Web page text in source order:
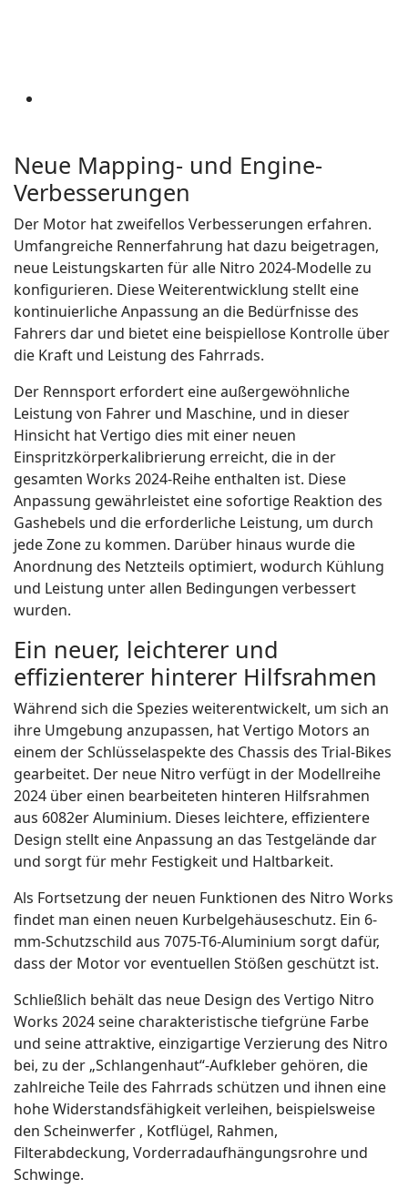
Neue Mapping- und Engine-
Verbesserungen
Der Motor hat zweifellos Verbesserungen erfahren.
Umfangreiche Rennerfahrung hat dazu beigetragen,
neue Leistungskarten für alle Nitro 2024-Modelle zu
konfigurieren. Diese Weiterentwicklung stellt eine
kontinuierliche Anpassung an die Bedürfnisse des
Fahrers dar und bietet eine beispiellose Kontrolle über
die Kraft und Leistung des Fahrrads.
Der Rennsport erfordert eine außergewöhnliche
Leistung von Fahrer und Maschine, und in dieser
Hinsicht hat Vertigo dies mit einer neuen
Einspritzkörperkalibrierung erreicht, die in der
gesamten Works 2024-Reihe enthalten ist. Diese
Anpassung gewährleistet eine sofortige Reaktion des
Gashebels und die erforderliche Leistung, um durch
jede Zone zu kommen. Darüber hinaus wurde die
Anordnung des Netzteils optimiert, wodurch Kühlung
und Leistung unter allen Bedingungen verbessert
wurden.
Ein neuer, leichterer und
effizienterer hinterer Hilfsrahmen
Während sich die Spezies weiterentwickelt, um sich an
ihre Umgebung anzupassen, hat Vertigo Motors an
einem der Schlüsselaspekte des Chassis des Trial-Bikes
gearbeitet. Der neue Nitro verfügt in der Modellreihe
2024 über einen bearbeiteten hinteren Hilfsrahmen
aus 6082er Aluminium. Dieses leichtere, effizientere
Design stellt eine Anpassung an das Testgelände dar
und sorgt für mehr Festigkeit und Haltbarkeit.
Als Fortsetzung der neuen Funktionen des Nitro Works
findet man einen neuen Kurbelgehäuseschutz. Ein 6-
mm-Schutzschild aus 7075-T6-Aluminium sorgt dafür,
dass der Motor vor eventuellen Stößen geschützt ist.
Schließlich behält das neue Design des Vertigo Nitro
Works 2024 seine charakteristische tiefgrüne Farbe
und seine attraktive, einzigartige Verzierung des Nitro
bei, zu der „Schlangenhaut“-Aufkleber gehören, die
zahlreiche Teile des Fahrrads schützen und ihnen eine
hohe Widerstandsfähigkeit verleihen, beispielsweise
den Scheinwerfer , Kotflügel, Rahmen,
Filterabdeckung, Vorderradaufhängungsrohre und
Schwinge.